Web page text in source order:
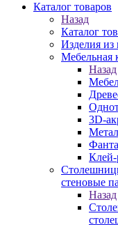
Каталог товаров
Назад
Каталог
Изделия
Мебельная
Назад
3D-
Клей-
стеновые
Назад